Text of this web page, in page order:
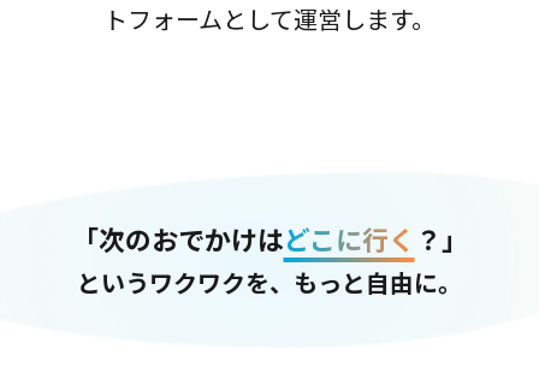
トフォームとして運営します。
「次のおでかけはどこに行く ？」
というワクワクを、もっと自由に。